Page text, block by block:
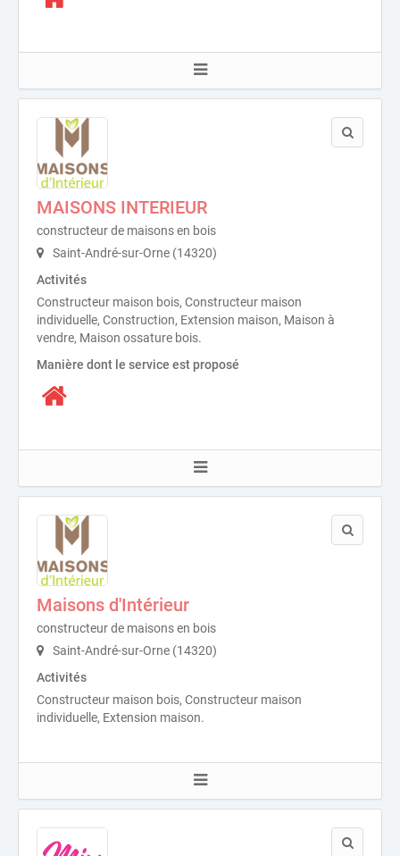
MAISONS INTERIEUR
constructeur de maisons en bois
Saint-André-sur-Orne (14320)
Activités
Constructeur maison bois, Constructeur maison
individuelle, Construction, Extension maison, Maison à
vendre, Maison ossature bois.
Manière dont le service est proposé
Maisons d'Intérieur
constructeur de maisons en bois
Saint-André-sur-Orne (14320)
Activités
Constructeur maison bois, Constructeur maison
individuelle, Extension maison.